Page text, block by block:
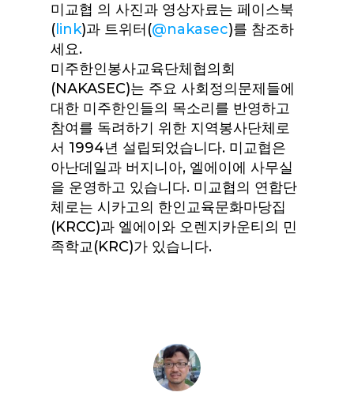
미교협 의 사진과 영상자료는 페이스북
( link)과 트위터(@nakasec)를 참조하
세요.
미주한인봉사교육단체협의회
(NAKASEC)는 주요 사회정의문제들에
대한 미주한인들의 목소리를 반영하고
참여를 독려하기 위한 지역봉사단체로
서 1994년 설립되었습니다. 미교협은
아난데일과 버지니아, 엘에이에 사무실
을 운영하고 있습니다. 미교협의 연합단
체로는 시카고의 한인교육문화마당집
(KRCC)과 엘에이와 오렌지카운티의 민
족학교(KRC)가 있습니다.